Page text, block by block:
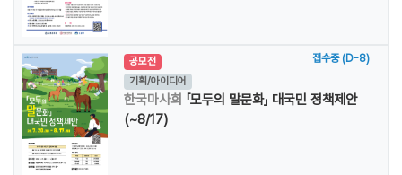
공모전
접수중 (D-8)
기획/아이디어
한국마사회 「모두의 말문화」 대국민 정책제안
(~8/17)